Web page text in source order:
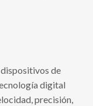
de
digital
precisión,